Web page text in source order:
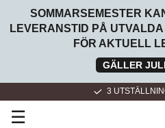
SOMMARSEMESTER
LEVERANSTID PÅ
FÖR AKTUELL
GÄLLER
08-446
☰